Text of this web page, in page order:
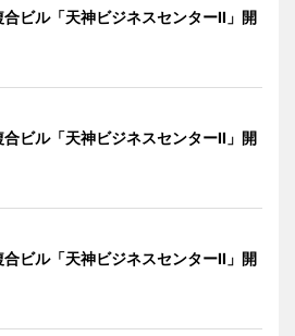
合ビル「天神ビジネスセンターII」開
合ビル「天神ビジネスセンターII」開
合ビル「天神ビジネスセンターII」開